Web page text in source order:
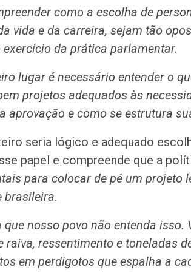
como a escolha de
vida e da carreira, sejam tão
exercício da prática parlamentar.
lugar é necessário entender o
projetos adequados às
aprovação e como se estrutura
seria lógico e adequado
papel e compreende que a
para colocar de pé um projeto
brasileira.
que nosso povo não entenda
raiva, ressentimento e toneladas
em perdigotos que espalha a